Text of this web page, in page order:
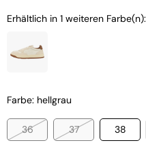
Erhältlich in 1 weiteren Farbe(n):
Farbe: hellgrau
36 37 38